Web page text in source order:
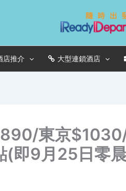
店推介 大型連鎖酒店
東京
即9月25日零